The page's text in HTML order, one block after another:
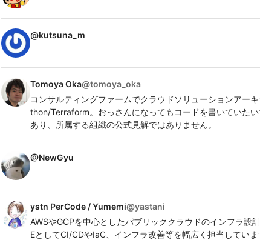
@kutsuna_m
Tomoya Oka@tomoya_oka
コンサルティングファームでクラウドソリューションアー
thon/Terraform。おっさんになってもコードを書いていた
あり、所属する組織の公式見解ではありません。
@NewGyu
ystn PerCode / Yumemi@yastani
AWSやGCPを中心としたパブリッククラウドのインフラ設
EとしてCI/CDやIaC、インフラ改善等を幅広く担当してい